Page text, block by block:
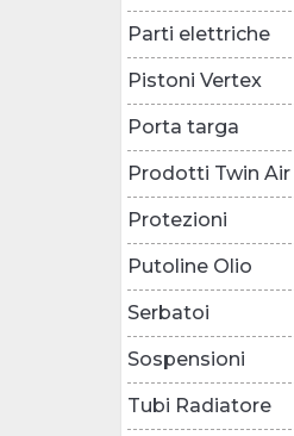
Parti elettriche
Pistoni Vertex
Porta targa
Prodotti Twin Air
Protezioni
Putoline Olio
Serbatoi
Sospensioni
Tubi Radiatore